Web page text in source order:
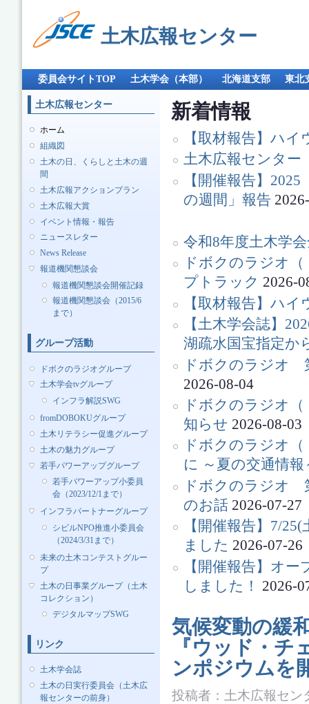
テ
動
土木広報センター
メインメニュー
委員会サイトTOP 土木学会（本部） 北海道支部 東北
土木広報センター
ホーム
組織図
土木の日、くらしと土木の週
間
土木広報アクションプラン
土木広報大賞
イベント情報・報告
ニュースレター
News Release
報道機関懇談会
報道機関懇談会開催記録
報道機関懇談会（2015/6
まで）
グループ活動
ドボクのラジオグループ
土木学会tvグループ
インフラ解説SWG
fromDOBOKUグループ
土木リテラシー促進グループ
土木の魅力グループ
若手パワーアップグループ
若手パワーアップ小委員
会（2023/12/1まで）
インフラパートナーグループ
シビルNPO推進小委員会
（2024/3/31まで）
未来の土木コンテストグルー
プ
土木の日事業グループ（土木
コレクション）
デジタルマップSWG
リンク
土木学会誌
土木の日実行委員会（土木広
報センターの前身）
新着情報
【取材報告】ハ
土木広報センタ
【開催報告】
の週間」報告
令和8年度土木学
ドボクのラジオ
プトラック 2026-
【取材報告】ハ
【土木学会誌】
湖疏水国宝指定か
ドボクのラジオ
2026-08-04
ドボクのラジオ
知らせ 2026-08-03
ドボクのラジオ
に ～夏の交通情報
ドボクのラジオ
のお話 2026-07-27
【開催報告】7/
ました 2026-07-26
【開催報告】オ
しました！
2026-
気候変動の緩
『ウッド・チ
ンポジウムを
投稿者： 土木広報セン